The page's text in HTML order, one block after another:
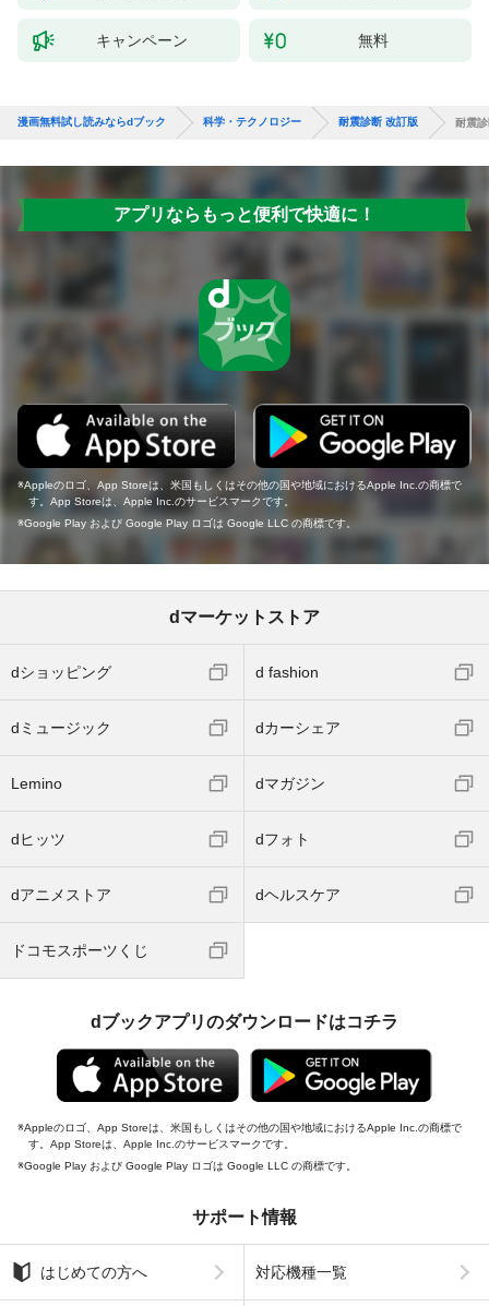
キャンペーン 無料
漫画無料試し読みならdブック 科学・テクノロジー 耐震診断 改訂版 耐震
アプリならもっと便利で快適に！
Appleのロゴ、App Storeは、米国もしくはその他の国や地域におけるApple Inc.の商標で
す。App Storeは、Apple Inc.のサービスマークです。
Google Play および Google Play ロゴは Google LLC の商標です。
dマーケットストア
dショッピング d fashion
dミュージック dカーシェア
Lemino dマガジン
dヒッツ dフォト
dアニメストア dヘルスケア
ドコモスポーツくじ
dブックアプリのダウンロードはコチラ
Appleのロゴ、App Storeは、米国もしくはその他の国や地域におけるApple Inc.の商標で
す。App Storeは、Apple Inc.のサービスマークです。
Google Play および Google Play ロゴは Google LLC の商標です。
サポート情報
はじめての方へ 対応機種一覧